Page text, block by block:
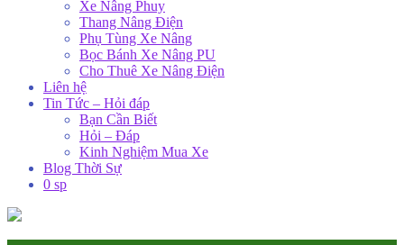
Xe Nâng Phuy
Thang Nâng Điện
Phụ Tùng Xe Nâng
Bọc Bánh Xe Nâng PU
Cho Thuê Xe Nâng Điện
Liên hệ
Tin Tức – Hỏi đáp
Bạn Cần Biết
Hỏi – Đáp
Kinh Nghiệm Mua Xe
Blog Thời Sự
0 sp